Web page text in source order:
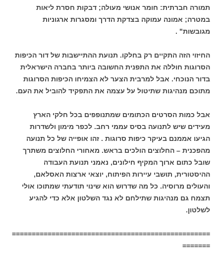
תמורה חברתית: חומר אנושי מעולה; דבקות חסרת ליאות
במטרה; אמונה עמוקה בצדקת הדרך ומסגרות ארגוניות
מגובשות" .
החיזוי הזה התקיים רק בחלקו. תנועת ההתיישבות של דור הכיפות
הסרוגות חוללה את התפנית החשובה ביותר בחברה הישראלית
בדור הנוכחי. אבל למרבית הצער לא הצמיחו הכיפות הסרוגות
מתוכם מנהיגות שתיטול על עצמה את התפקיד להוביל את העם.
אבל כמות הסרטים הכתומים שמתנופפים בכל חלקי הארץ
מעידים שיש לתנועה בסיס עממי רחב. לכפר מימון ולשדרות
הגיעו אממנם בעיקר כיפות סרוגות . זהו אופייה של כל תנועה
מהפכנית – החלוצים הולכים בראש. מאחורי החלוצים משתרך
שובל כתום ארוך המקיף חילונים, נאמני תנועת העבודה
ההיסטורית, תושבי עיירות הפיתוח, יוצאי ארצות האסלאם,
והעולים מרוסיה. כל מה שדרוש הוא שינוי תודעתי שמתוכו אולי
תצמח גם מנהיגות שתילחם לא נגד השלטון אלא כדי להגיע
לשלטון.
==================================================
=======